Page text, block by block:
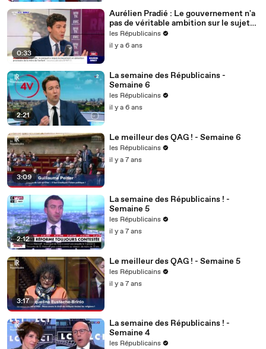
0:33
Aurélien Pradié : Le gouvernement n'a
pas de véritable ambition sur le sujet
du handicap.
les Républicains
il y a 6 ans
2:21
La semaine des Républicains -
Semaine 6
les Républicains
il y a 6 ans
3:09
Le meilleur des QAG ! - Semaine 6
les Républicains
il y a 7 ans
2:12
La semaine des Républicains ! -
Semaine 5
les Républicains
il y a 7 ans
3:17
Le meilleur des QAG ! - Semaine 5
les Républicains
il y a 7 ans
La semaine des Républicains ! -
Semaine 4
les Républicains